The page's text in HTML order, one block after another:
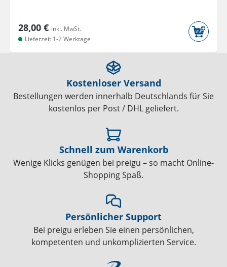
28,00 € inkl. MwSt.
Lieferzeit 1-2 Werktage
Kostenloser Versand
Bestellungen werden innerhalb Deutschlands für Sie
kostenlos per Post / DHL geliefert.
Schnell zum Warenkorb
Wenige Klicks genügen bei preigu – so macht Online-
Shopping Spaß.
Persönlicher Support
Bei preigu erleben Sie einen persönlichen,
kompetenten und unkomplizierten Service.